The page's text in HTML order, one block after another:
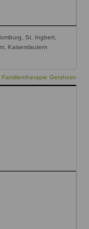
St. Ingbert,
Kaiserslautern
Gersheim